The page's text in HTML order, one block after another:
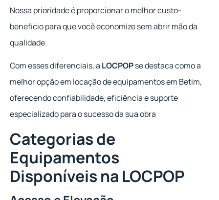
Nossa prioridade é proporcionar o melhor custo-
benefício para que você economize sem abrir mão da
qualidade.
Com esses diferenciais, a LOCPOPse destaca como a
melhor opção em locação de equipamentos em Betim,
oferecendo confiabilidade, eficiência e suporte
especializado para o sucesso da sua obra
Categorias de
Equipamentos
Disponíveis na LOCPOP